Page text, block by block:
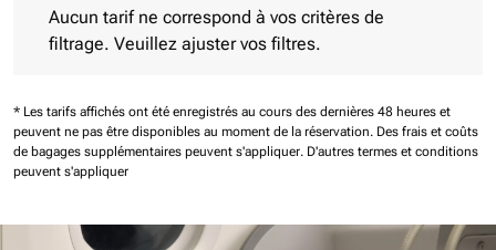
Aucun tarif ne correspond à vos critères de
filtrage. Veuillez ajuster vos filtres.
* Les tarifs affichés ont été enregistrés au cours des dernières 48 heures et
peuvent ne pas être disponibles au moment de la réservation. Des frais et coûts
de bagages supplémentaires peuvent s'appliquer. D'autres termes et conditions
peuvent s'appliquer